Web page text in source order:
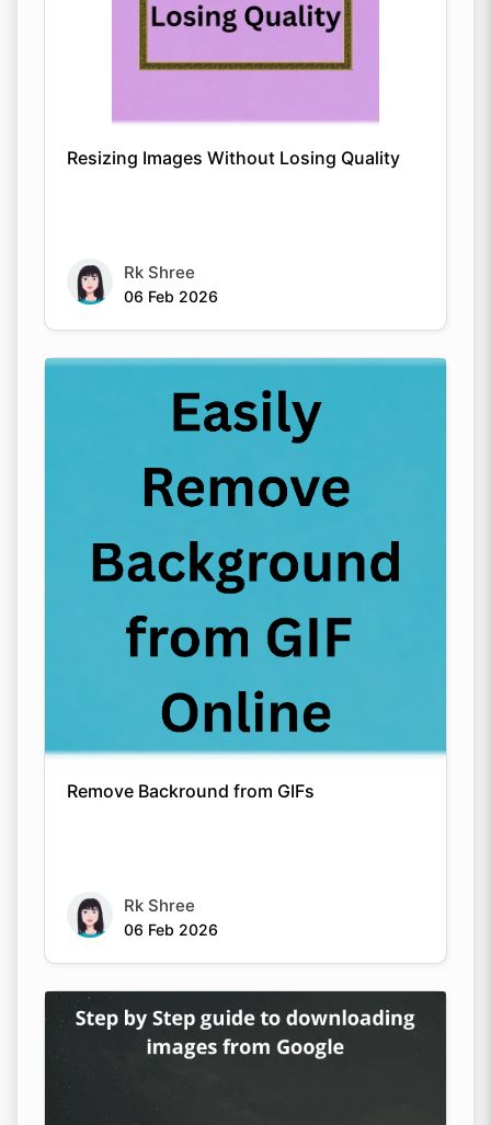
Resizing Images Without Losing Quality
Rk Shree
06 Feb 2026
Remove Backround from GIFs
Rk Shree
06 Feb 2026